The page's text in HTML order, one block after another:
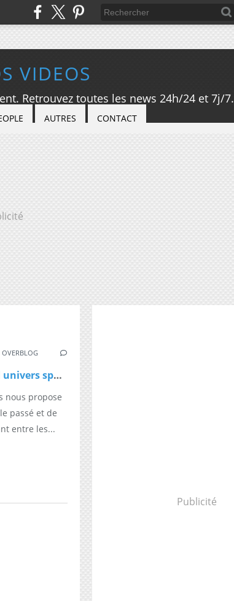
VIDEOS
Retrouvez toutes les news 24h/24 et 7j/7.
AUTRES CONTACT
OVERBLOG
Jet Space : Un nouvel univers spatial
nous propose
passé et de
entre les...
Publicité